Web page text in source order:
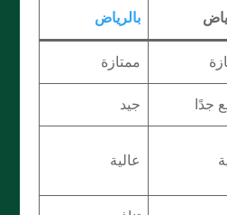
بالرياض
ممتازة
جدًا جيد
عالية